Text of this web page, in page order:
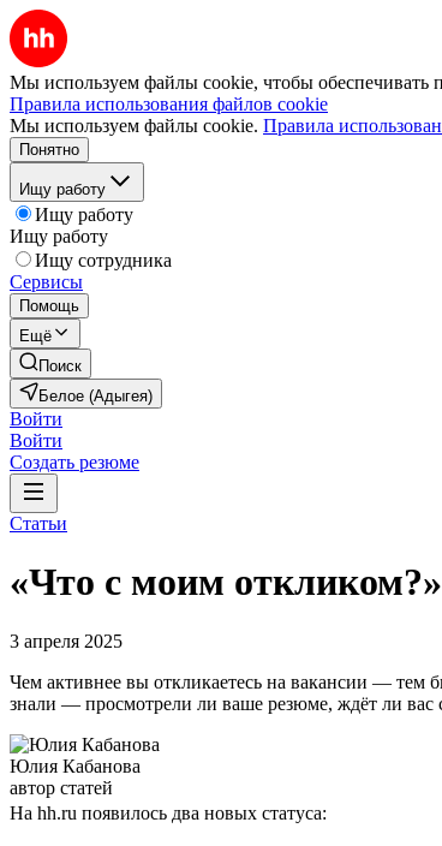
Мы используем файлы cookie, чтобы обеспечивать
Правила использования файлов cookie
Мы используем файлы cookie. Правила
Понятно
Ищу работу
Ищу работу
Ищу работу
Ищу сотрудника
Сервисы
Помощь
Ещё
Поиск
Белое (Адыгея)
Войти
Войти
Создать резюме
Статьи
«Что с моим
3 апреля 2025
Чем активнее вы откликаетесь на вакансии — тем
знали — просмотрели ли ваше резюме, ждёт ли вас
Юлия Кабанова
автор статей
На hh.ru появилось два новых статуса: